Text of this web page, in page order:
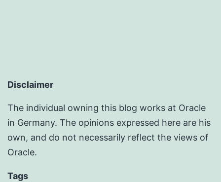
Disclaimer
The individual owning this blog works at Oracle
in Germany. The opinions expressed here are his
own, and do not necessarily reflect the views of
Oracle.
Tags